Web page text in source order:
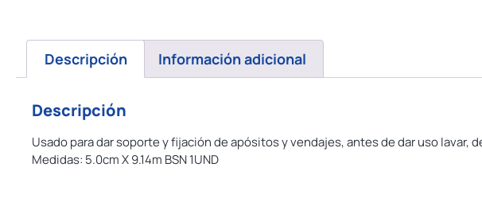
Descripción Información adicional
Descripción
Usado para dar soporte y fijación de apósitos y vendajes, antes de dar uso
Medidas: 5.0cm X 9.14m BSN 1UND